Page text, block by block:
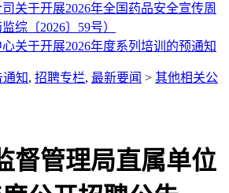
关于开展2026年全国药品安全宣传周
综〔2026〕59号）
关于开展2026年度系列培训的预通知
通知, 招聘专栏, 最新要闻 > 其他相关公
督管理局直属单位